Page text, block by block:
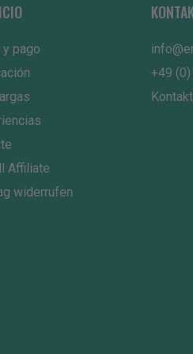
y pago
Affiliate
widerrufen
+49